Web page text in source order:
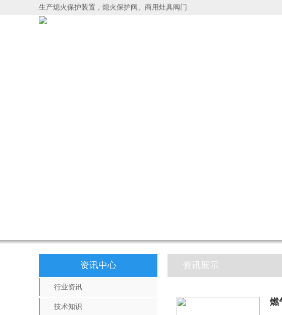
生产熄火保护装置，熄火保护阀、商用灶具阀门
资讯中心
行业资讯
技术知识
资讯展示
燃